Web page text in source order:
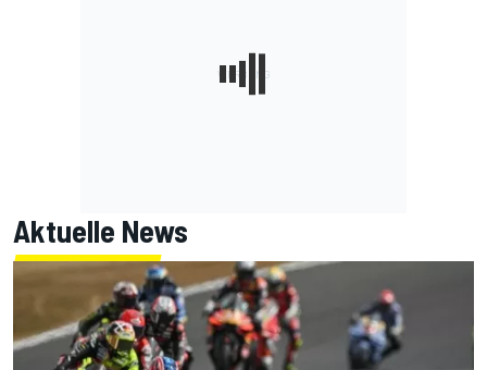
Aktuelle News